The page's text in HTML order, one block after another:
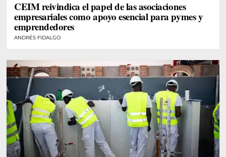
CEIM reivindica el papel de las asociaciones
empresariales como apoyo esencial para pymes y
emprendedores
ANDRÉS FIDALGO